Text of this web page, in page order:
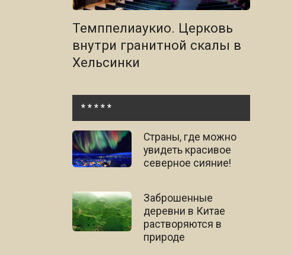
Темппелиаукио. Церковь
внутри гранитной скалы в
Хельсинки
* * * * *
Страны, где можно
увидеть красивое
северное сияние!
Заброшенные
деревни в Китае
растворяются в
природе